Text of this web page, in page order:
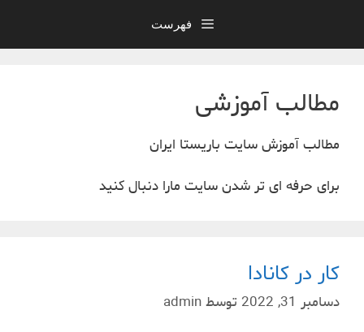
فهرست
مطالب آموزشی
مطالب آموزش سایت باریستا ایران
برای حرفه ای تر شدن سایت مارا دنبال کنید
کار در کانادا
دسامبر 31, 2022 توسطadmin